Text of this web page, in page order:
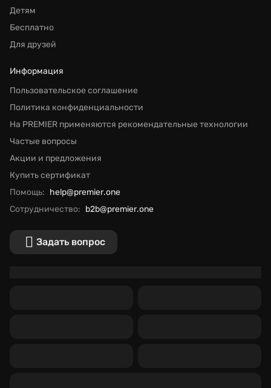
Детям
Бесплатно
Для друзей
Информация
Пользовательское соглашение
Политика конфиденциальности
На PREMIER применяются рекомендательные технологии
Частые вопросы
Акции и предложения
Купить сертификат
Помощь: help@premier.one
Сотрудничество: b2b@premier.one
Задать вопрос